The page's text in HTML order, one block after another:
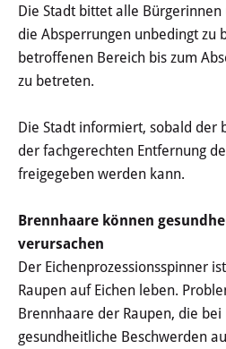
Die Stadt bittet alle
die Absperrungen unbedingt zu
betroffenen Bereich bis zum
zu betreten.
Die Stadt informiert, sobald der
der fachgerechten Entfernung
freigegeben werden kann.
Brennhaare können
verursachen
Der Eichenprozessionsspinner
Raupen auf Eichen leben.
Brennhaare der Raupen, die
gesundheitliche Beschwerden
Aktuelle Meldungen
Detail
Offenlagen
Videos & Podcasts
Stadtplan
Tourismus